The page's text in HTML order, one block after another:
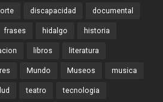
discapacidad documental
frases hidalgo historia
libros literatura
Mundo Museos musica
teatro tecnologia